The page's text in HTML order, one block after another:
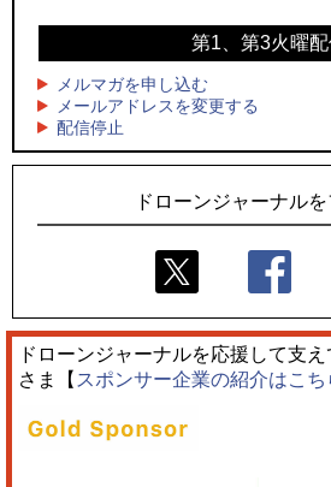
水面から離着水できる「HOVERAir
水上アクティビティを自動追尾で
レーシングカーの製造技術をドロー
量産構想を公開
ロボデックス、2時間超の飛行を目
ーンを公開
防衛だけではない、測量から屋内点
ーンのソリューション
第1、第3火曜
メルマガを申し込む
メールアドレスを変更する
配信停止
ドローンジャーナル
ドローンジャーナルを応援して支
さま【 スポンサー企業の紹介はこち